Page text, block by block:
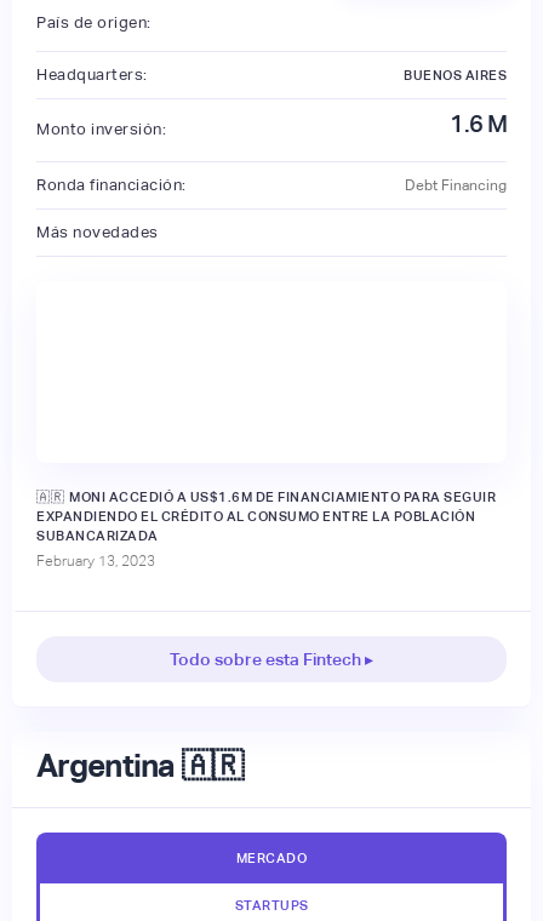
País de origen:
Headquarters: BUENOS AIRES
Monto inversión: 1.6 M
Ronda financiación: Debt Financing
Más novedades
🇦🇷 MONI ACCEDIÓ A US$1.6M DE FINANCIAMIENTO PARA SEGUIR
EXPANDIENDO EL CRÉDITO AL CONSUMO ENTRE LA POBLACIÓN
SUBANCARIZADA
February 13, 2023
Todo sobre esta Fintech ▸
Argentina 🇦🇷
MERCADO
STARTUPS